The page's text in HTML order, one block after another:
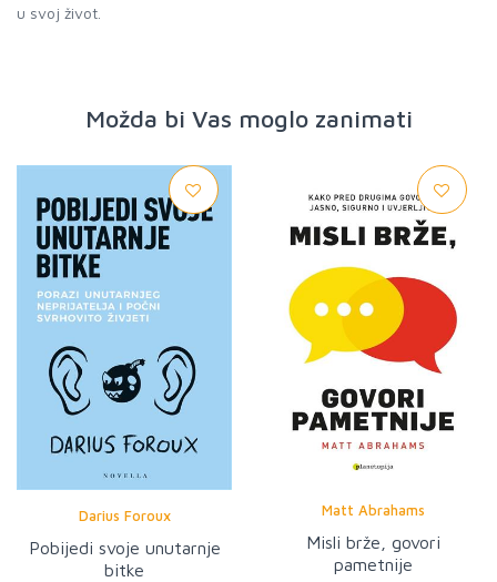
u svoj život.
Možda bi Vas moglo zanimati
Darius Foroux
Pobijedi svoje unutarnje
bitke
Matt Abrahams
Misli brže, govori
pametnije